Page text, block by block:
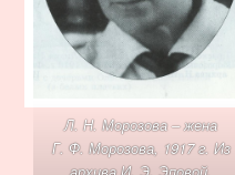
Л. Н. Морозова – жена
Г. Ф. Морозова, 1917 г. Из
архива И. Э. Эповой.